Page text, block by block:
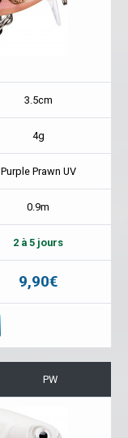
3.5cm
4g
Purple Prawn UV
0.9m
2 à 5 jours
9,90€
PW